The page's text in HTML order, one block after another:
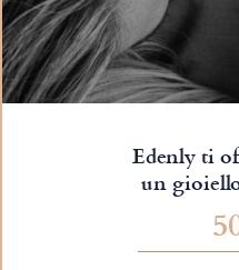
Edenly ti
un